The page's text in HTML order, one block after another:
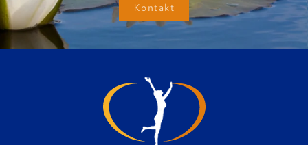
Kontakt